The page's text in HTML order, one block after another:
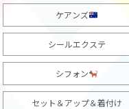
ケアンズ
シールエクステ
シフォン
セット＆アップ＆着付け